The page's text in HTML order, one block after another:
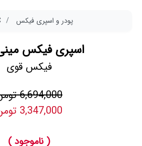
پودر و اسپری فیکس
اسپری فیکس
فیکس قوی
6,694,000 تومن
3,347,000 تومن
( ناموجود )